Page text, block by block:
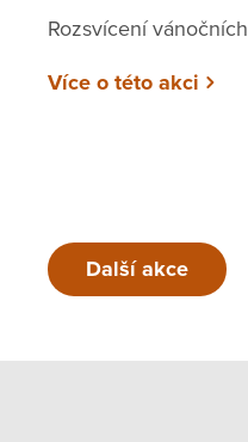
Rozsvícení
Více o této akci
Další akce